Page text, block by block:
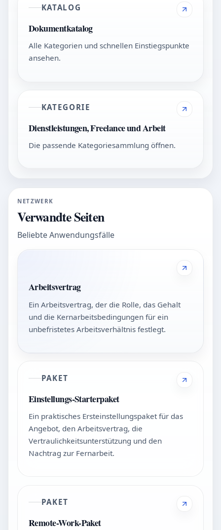
KATALOG
Dokumentkatalog
Alle Kategorien und schnellen Einstiegspunkte
ansehen.
KATEGORIE
Dienstleistungen, Freelance und Arbeit
Die passende Kategoriesammlung öffnen.
NETZWERK
Verwandte Seiten
Beliebte Anwendungsfälle
Arbeitsvertrag
Ein Arbeitsvertrag, der die Rolle, das Gehalt
und die Kernarbeitsbedingungen für ein
unbefristetes Arbeitsverhältnis festlegt.
PAKET
Einstellungs-Starterpaket
Ein praktisches Ersteinstellungspaket für das
Angebot, den Arbeitsvertrag, die
Vertraulichkeitsunterstützung und den
Nachtrag zur Fernarbeit.
PAKET
Remote-Work-Paket